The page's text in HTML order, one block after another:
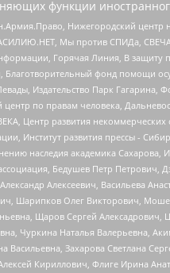
функции
Нижегородский
Мы против СПИДа, СВЕЧА,
Горячая Линия, В
фонд помощи
Издательство Парк
центр по правам человека,
Центр развития некоммерческих
Институт развития прессы -
наследия академика
Бедушев Петр
Алексеевич, Васильева
Шарипков Олег Викторович,
Щаров Сергей
Чуркина Наталья Валерьевна,
Захарова Светлана
Кириллович, Флиге Ирина